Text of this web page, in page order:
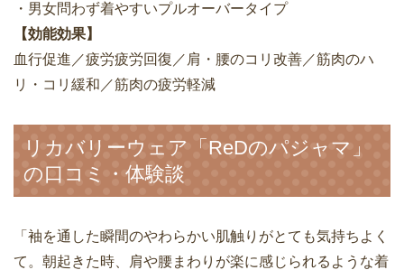
・男女問わず着やすいプルオーバータイプ
【効能効果】
血行促進／疲労疲労回復／肩・腰のコリ改善／筋肉のハ
リ・コリ緩和／筋肉の疲労軽減
リカバリーウェア「ReDのパジャマ」
の口コミ・体験談
「袖を通した瞬間のやわらかい肌触りがとても気持ちよく
て。朝起きた時、肩や腰まわりが楽に感じられるような着